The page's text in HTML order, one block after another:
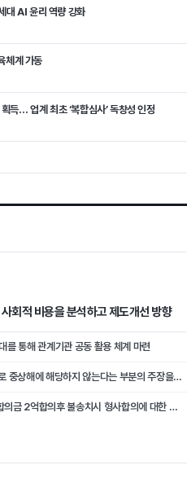
대 AI 윤리 역량 강화
체계 가동
득… 업계 최초 ‘복합심사’ 독창성 인정
회적 비용을 분석하고 제도개선 방향
를 통해 관계기관 공동 활용 체계 마련
교통사고로 상해2급에 해당시 불송치 결정서의 기재내용으로 중상해에 해당하지 않는다는 부분의 주장을 철회하고 형사합의로 본 분쟁조정사례[제2026-4호]
교통사고로 상해2급 발생해 교통사고처리지원금으로 형사합의금 2억합의후 불송치시 형사합의에 대한 쟁점 논쟁이 된 분쟁조정사례 [제2026-3호]